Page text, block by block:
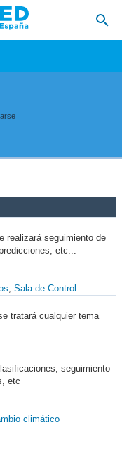
realizará seguimiento de
etc...
Sala de Control
tratará cualquier tema
seguimiento
etc
climático